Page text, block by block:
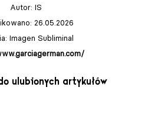
Autor: IS
26.05.2026
Imagen Subliminal
ulubionych artykułów